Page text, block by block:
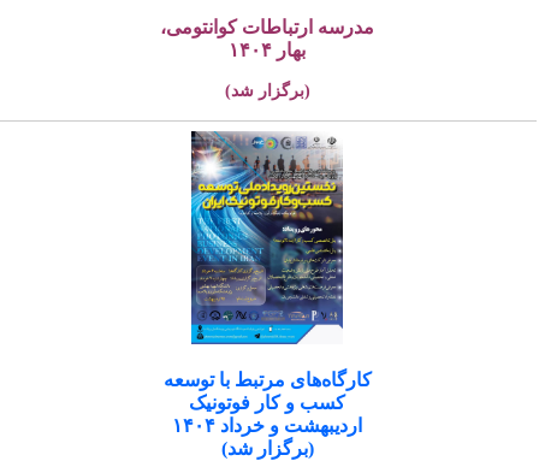
مدرسه ارتباطات کوانتومی،
بهار ۱۴۰۴
(برگزار شد)
کارگاه‌های مرتبط با توسعه
کسب و کار فوتونیک
اردیبهشت و خرداد ۱۴۰۴
(برگزار شد)